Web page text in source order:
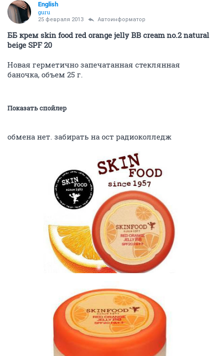
English
guru
25 февраля 2013 Автоинформатор
ББ крем skin food red orange jelly BB cream no.2 natural
beige SPF 20
Новая герметично запечатанная стеклянная
баночка, объем 25 г.
Показать спойлер
обмена нет. забирать на ост радиоколледж